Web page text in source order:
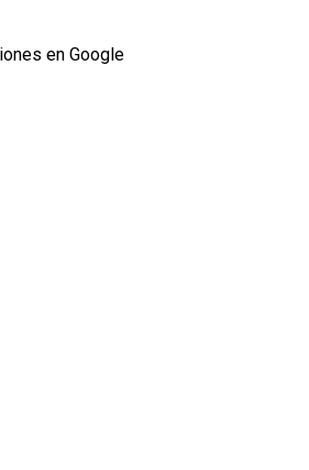
en Google